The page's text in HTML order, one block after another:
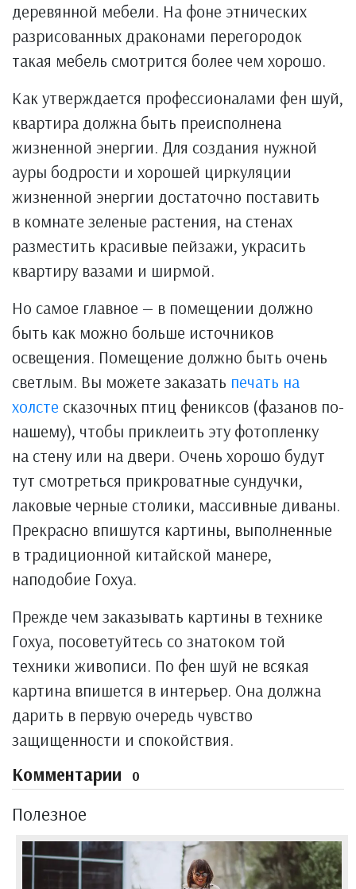
деревянной мебели. На фоне этнических
разрисованных драконами перегородок
такая мебель смотрится более чем хорошо.
Как утверждается профессионалами фен шуй,
квартира должна быть преисполнена
жизненной энергии. Для создания нужной
ауры бодрости и хорошей циркуляции
жизненной энергии достаточно поставить
в комнате зеленые растения, на стенах
разместить красивые пейзажи, украсить
квартиру вазами и ширмой.
Но самое главное — в помещении должно
быть как можно больше источников
освещения. Помещение должно быть очень
светлым. Вы можете заказать печать на
холсте сказочных птиц фениксов (фазанов по-
нашему), чтобы приклеить эту фотопленку
на стену или на двери. Очень хорошо будут
тут смотреться прикроватные сундучки,
лаковые черные столики, массивные диваны.
Прекрасно впишутся картины, выполненные
в традиционной китайской манере,
наподобие Гохуа.
Прежде чем заказывать картины в технике
Гохуа, посоветуйтесь со знатоком той
техники живописи. По фен шуй не всякая
картина впишется в интерьер. Она должна
дарить в первую очередь чувство
защищенности и спокойствия.
Комментарии 0
Полезное